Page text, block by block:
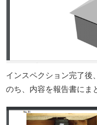
インスペクション完了後
のち、内容を報告書にま